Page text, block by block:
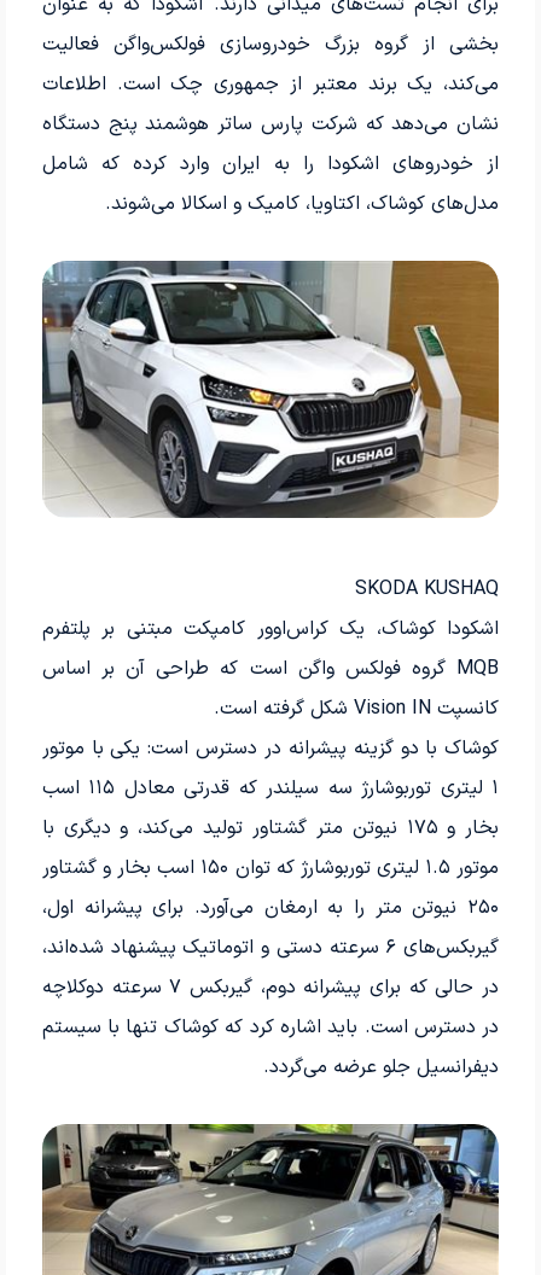
بخشی از گروه بزرگ خودروسازی فولکس‌واگن فعالیت
می‌کند، یک برند معتبر از جمهوری چک است. اطلاعات
نشان می‌دهد که شرکت پارس ساتر هوشمند پنج دستگاه
از خودروهای اشکودا را به ایران وارد کرده که شامل
مدل‌های کوشاک، اکتاویا، کامیک و اسکالا می‌شوند.
SKODA KUSHAQ
اشکودا کوشاک، یک کراس‌اوور کامپکت مبتنی بر پلتفرم
MQB گروه فولکس واگن است که طراحی آن بر اساس
کانسپت Vision IN شکل گرفته است.
کوشاک با دو گزینه پیشرانه در دسترس است: یکی با موتور
۱ لیتری توربوشارژ سه سیلندر که قدرتی معادل ۱۱۵ اسب
بخار و ۱۷۵ نیوتن متر گشتاور تولید می‌کند، و دیگری با
موتور ۱.۵ لیتری توربوشارژ که توان ۱۵۰ اسب بخار و گشتاور
۲۵۰ نیوتن متر را به ارمغان می‌آورد. برای پیشرانه اول،
گیربکس‌های ۶ سرعته دستی و اتوماتیک پیشنهاد شده‌اند،
در حالی که برای پیشرانه دوم، گیربکس ۷ سرعته دوکلاچه
در دسترس است. باید اشاره کرد که کوشاک تنها با سیستم
دیفرانسیل جلو عرضه می‌گردد.